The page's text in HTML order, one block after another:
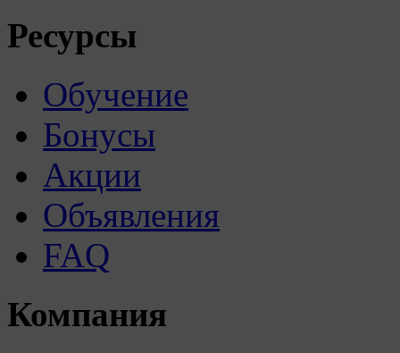
Ресурсы
Обучение
Бонусы
Акции
Объявления
FAQ
Компания